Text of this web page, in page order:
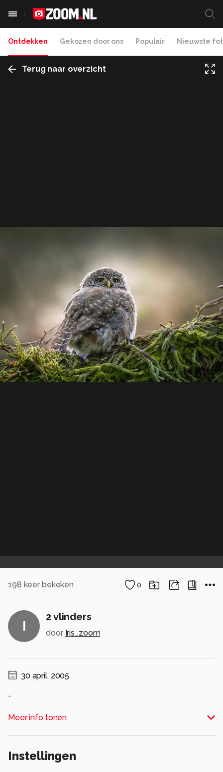
Ontdekken Gekozen door ons Populair Nieuwste
Terug naar overzicht
198 keer bekeken 0
I
2 vlinders
door Iris_zoom
30 april, 2005
-
Alle rechten voorbehouden
Meer info tonen
Instellingen